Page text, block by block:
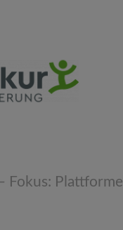
Fokus: